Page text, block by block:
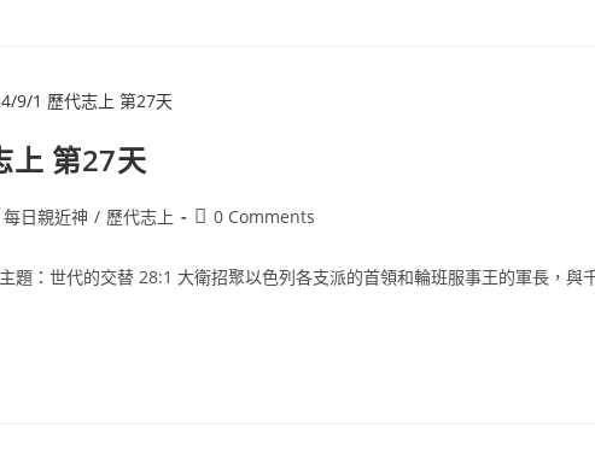
上 第27天
每日親近神 / 歷代志上 0 Comments
題：世代的交替 28:1 大衛招聚以色列各支派的首領和輪班服事王的軍長，